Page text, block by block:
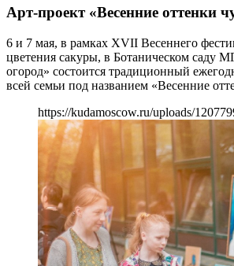
Арт-проект «Весенние оттенки
6 и 7 мая, в рамках XVII Весеннего
цветения сакуры, в Ботаническом саду
огород» состоится традиционный
всей семьи под названием «Весенние
https://kudamoscow.ru/uploads/